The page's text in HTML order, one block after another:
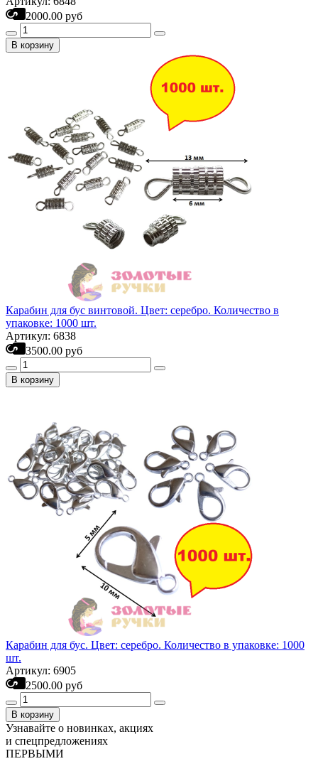
2000.00 руб
В корзину
Карабин для бус винтовой. Цвет: серебро. Количество в
упаковке: 1000 шт.
Артикул: 6838
3500.00 руб
В корзину
Карабин для бус. Цвет: серебро. Количество в упаковке: 1000
шт.
Артикул: 6905
2500.00 руб
В корзину
Узнавайте о новинках, акциях
и спецпредложениях
ПЕРВЫМИ